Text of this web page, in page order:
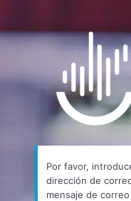
Contraseña
perdida
Por favor,
dirección de
mensaje de